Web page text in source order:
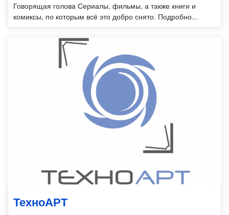
Говорящая голова Сериалы, фильмы, а также книги и
комиксы, по которым всё это добро снято. Подробно...
ТехноАРТ